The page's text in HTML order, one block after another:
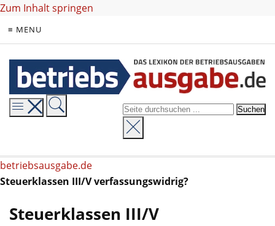
Zum Inhalt springen
≡ MENU
betriebsausgabe.de
Steuerklassen III/V verfassungswidrig?
Steuerklassen III/V